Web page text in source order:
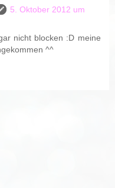
5. Oktober 2012 um
nicht blocken :D meine
^^